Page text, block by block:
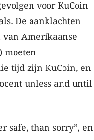
voor KuCoin
De aanklachten
Amerikaanse
moeten
tijd zijn KuCoin, en
unless and until
safe, than sorry”, en